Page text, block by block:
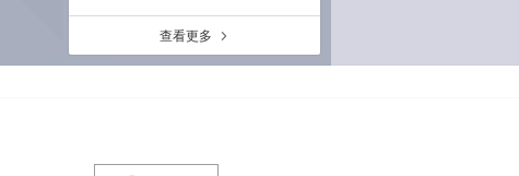
查看更多 a